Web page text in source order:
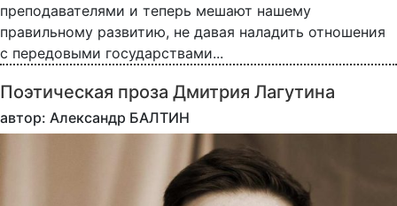
преподавателями и теперь мешают нашему
правильному развитию, не давая наладить отношения
с передовыми государствами...
Поэтическая проза Дмитрия Лагутина
автор: Александр БАЛТИН